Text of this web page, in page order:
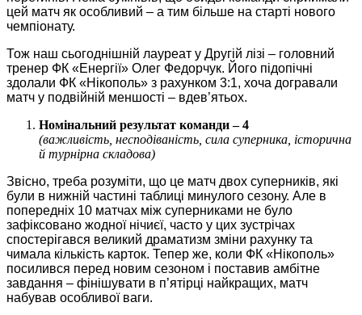
цей матч як особливий – а тим більше на старті нового
чемпіонату.
Тож наш сьогоднішній лауреат у Другій лізі – головний
тренер ФК «Енергії» Олег Федорчук. Його підопічні
здолали ФК «Нікополь» з рахунком 3:1, хоча догравали
матч у подвійній меншості – вдев’ятьох.
Номінальний результат команди – 4
(важливість, несподіваність, сила суперника, історична
й турнірна складова)
Звісно, треба розуміти, що це матч двох суперників, які
були в нижній частині таблиці минулого сезону. Але в
попередніх 10 матчах між суперниками не було
зафіксовано жодної нічиєї, часто у цих зустрічах
спостерігався великий драматизм зміни рахунку та
чимала кількість карток. Тепер же, коли ФК «Нікополь»
посилився перед новим сезоном і поставив амбітне
завдання – фінішувати в п’ятірці найкращих, матч
набував особливої ваги.